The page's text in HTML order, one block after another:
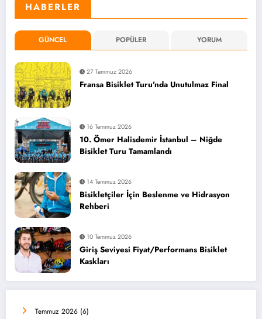
HABERLER
GÜNCEL POPÜLER YORUM
27 Temmuz 2026
Fransa Bisiklet Turu’nda Unutulmaz Final
16 Temmuz 2026
10. Ömer Halisdemir İstanbul – Niğde
Bisiklet Turu Tamamlandı
14 Temmuz 2026
Bisikletçiler İçin Beslenme ve Hidrasyon
Rehberi
10 Temmuz 2026
Giriş Seviyesi Fiyat/Performans Bisiklet
Kaskları
Temmuz 2026 (6)